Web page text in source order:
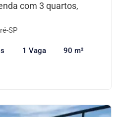
com 3 quartos,
SP
1 Vaga 90 m²